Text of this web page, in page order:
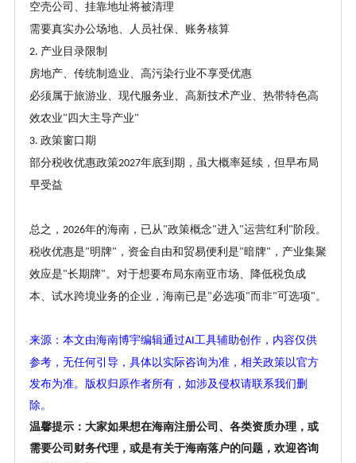
空壳公司、挂靠地址将被清理
需要真实办公场地、人员社保、账务核算
2. 产业目录限制
房地产、传统制造业、高污染行业不享受优惠
必须属于旅游业、现代服务业、高新技术产业、热带特色高
效农业" 四大主导产业"
3. 政策窗口期
部分税收优惠政策2027年底到期，虽大概率延续，但早布局
早受益
总之， 2026年的海南，已从"政策概念"进入 "运营红利 " 阶段。
税收优惠是"明牌" ，资金自由和贸易便利是"暗牌" ，产业集聚
效应是"长期牌"。对于想要布局东南亚市场、降低税负成
本、试水跨境业务的企业，海南已是"必选项"而非"可选项"。
来源：本文由海南博宇编辑通过AI工具辅助创作，内容仅供
参考，无任何引导，具体以实际咨询为准，相关政策以官方
发布为准。版权归原作者所有，如涉及侵权请联系我们删
除。
温馨提示：大家如果想在海南注册公司、各类资质办理，或
需要公司财务代理，或是有关于海南落户的问题，欢迎咨询